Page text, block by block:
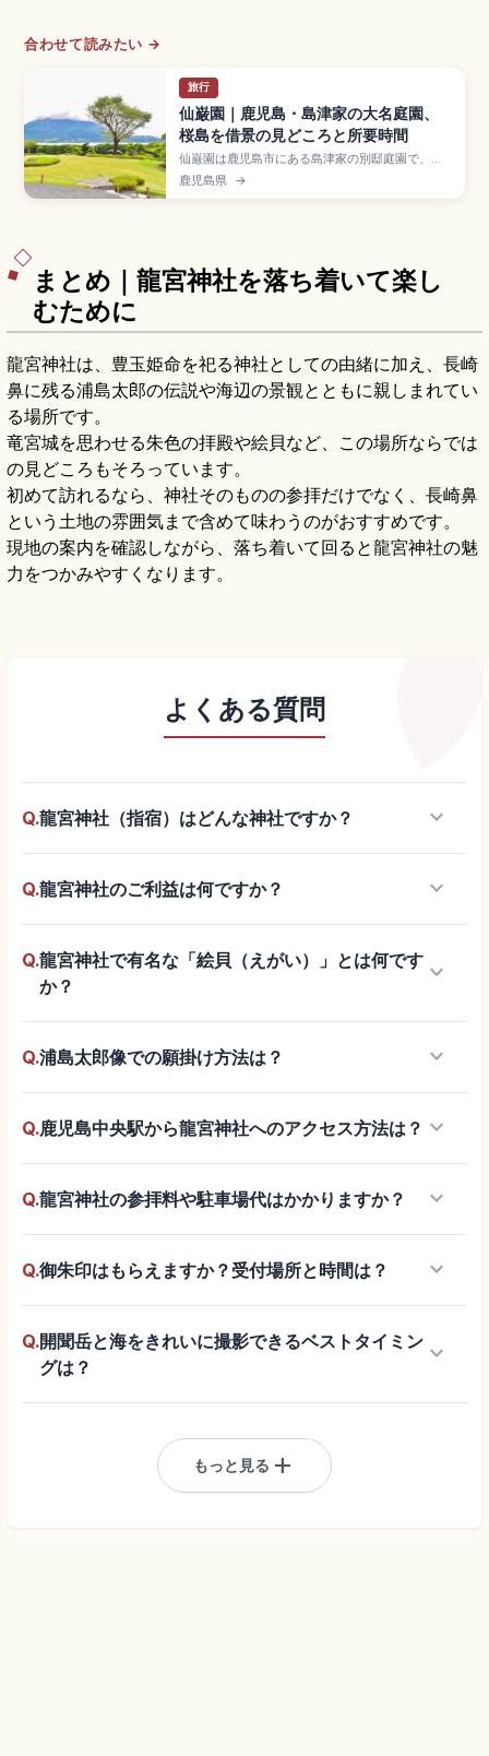
合わせて読みたい →
旅行
仙巌園｜鹿児島・島津家の大名庭園、
桜島を借景の見どころと所要時間
仙巌園は鹿児島市にある島津家の別邸庭園で、錦
江湾と桜島を借景にした絶景が魅力。庭園散策の
見どころ、御殿や周辺施設の楽しみ方、所要時間
鹿児島県 →
まとめ｜龍宮神社を落ち着いて楽し
むために
龍宮神社は、豊玉姫命を祀る神社としての由緒に加え、長崎
鼻に残る浦島太郎の伝説や海辺の景観とともに親しまれてい
る場所です。
竜宮城を思わせる朱色の拝殿や絵貝など、この場所ならでは
の見どころもそろっています。
初めて訪れるなら、神社そのものの参拝だけでなく、長崎鼻
という土地の雰囲気まで含めて味わうのがおすすめです。
現地の案内を確認しながら、落ち着いて回ると龍宮神社の魅
力をつかみやすくなります。
よくある質問
Q.龍宮神社（指宿）はどんな神社ですか？ keyboard_arrow_down
Q.龍宮神社のご利益は何ですか？ keyboard_arrow_down
Q.龍宮神社で有名な「絵貝（えがい）」とは何です
か？
keyboard_arrow_down
Q.浦島太郎像での願掛け方法は？ keyboard_arrow_down
Q.鹿児島中央駅から龍宮神社へのアクセス方法は？ keyboard_arrow_down
Q.龍宮神社の参拝料や駐車場代はかかりますか？ keyboard_arrow_down
Q.御朱印はもらえますか？受付場所と時間は？ keyboard_arrow_down
Q.開聞岳と海をきれいに撮影できるベストタイミン
グは？
keyboard_arrow_down
もっと見る add